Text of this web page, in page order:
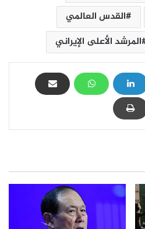
القدس العالمي
المرشد الأعلى الإيراني